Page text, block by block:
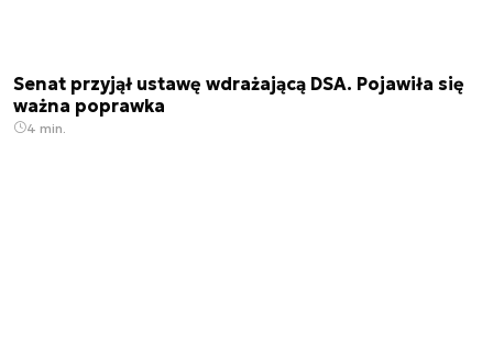
Senat przyjął ustawę wdrażającą DSA. Pojawiła się
ważna poprawka
4 min.